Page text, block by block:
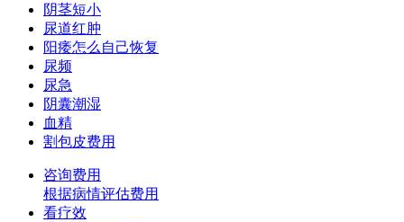
阴茎短小
尿道红肿
阳痿怎么自己恢复
尿频
尿急
阴囊潮湿
血精
割包皮费用
咨询费用
根据病情评估费用
看疗效